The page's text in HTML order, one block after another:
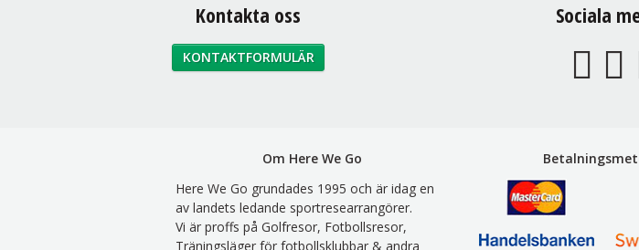
Kontakta oss
KONTAKTFORMULÄR
Sociala
Om Here We Go
Here We Go grundades 1995 och är idag en
av landets ledande sportresearrangörer.
Vi är proffs på Golfresor, Fotbollsresor,
Träningsläger för fotbollsklubbar & andra